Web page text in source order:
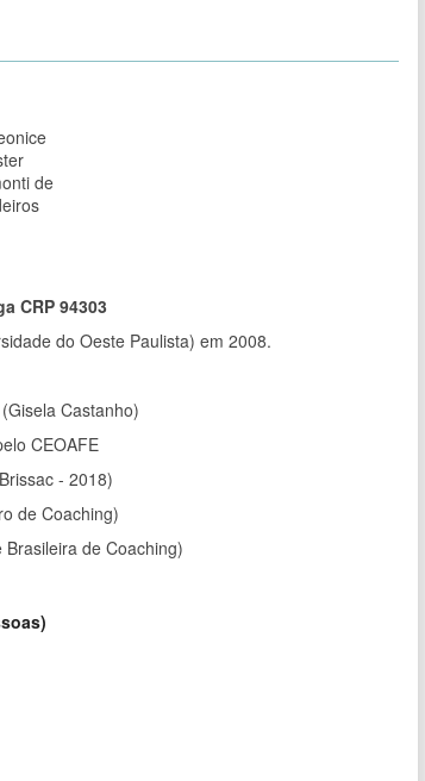
CRP 94303
do Oeste Paulista) em 2008.
Castanho)
CEOAFE
- 2018)
de Coaching)
de Coaching)